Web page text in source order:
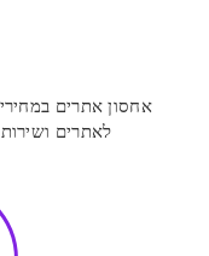
אחסון אתרים
לאתרים